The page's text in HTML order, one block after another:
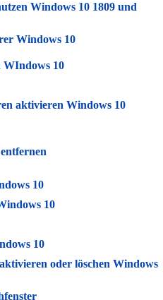
Windows 10 1809 und
Windows 10
WIndows 10
aktivieren Windows 10
10
10
10
oder löschen Windows